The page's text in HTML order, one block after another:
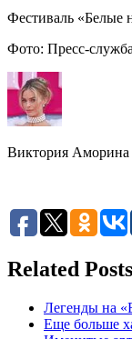
Фестиваль «Белые
Фото: Пресс-
Виктория Аморина
Related
Легенды на
Еще больше